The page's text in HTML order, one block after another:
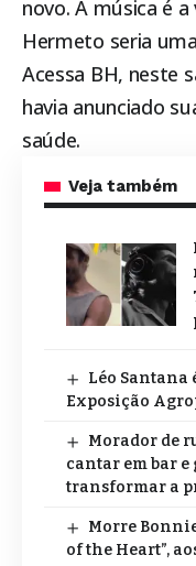
novo. A música é a
Hermeto seria
Acessa BH, neste
havia anunciado
saúde.
Veja também
Léo Santana
Exposição
Morador de
cantar em bar
transformar a
Morre
of the Heart”,